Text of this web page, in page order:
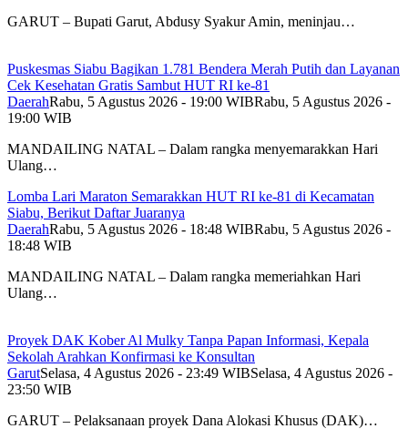
GARUT – Bupati Garut, Abdusy Syakur Amin, meninjau…
Puskesmas Siabu Bagikan 1.781 Bendera Merah Putih dan Layanan
Cek Kesehatan Gratis Sambut HUT RI ke-81
DaerahRabu, 5 Agustus 2026 - 19:00 WIBRabu, 5 Agustus 2026 -
19:00 WIB
MANDAILING NATAL – Dalam rangka menyemarakkan Hari
Ulang…
Lomba Lari Maraton Semarakkan HUT RI ke-81 di Kecamatan
Siabu, Berikut Daftar Juaranya
DaerahRabu, 5 Agustus 2026 - 18:48 WIBRabu, 5 Agustus 2026 -
18:48 WIB
MANDAILING NATAL – Dalam rangka memeriahkan Hari
Ulang…
Proyek DAK Kober Al Mulky Tanpa Papan Informasi, Kepala
Sekolah Arahkan Konfirmasi ke Konsultan
GarutSelasa, 4 Agustus 2026 - 23:49 WIBSelasa, 4 Agustus 2026 -
23:50 WIB
GARUT – Pelaksanaan proyek Dana Alokasi Khusus (DAK)…